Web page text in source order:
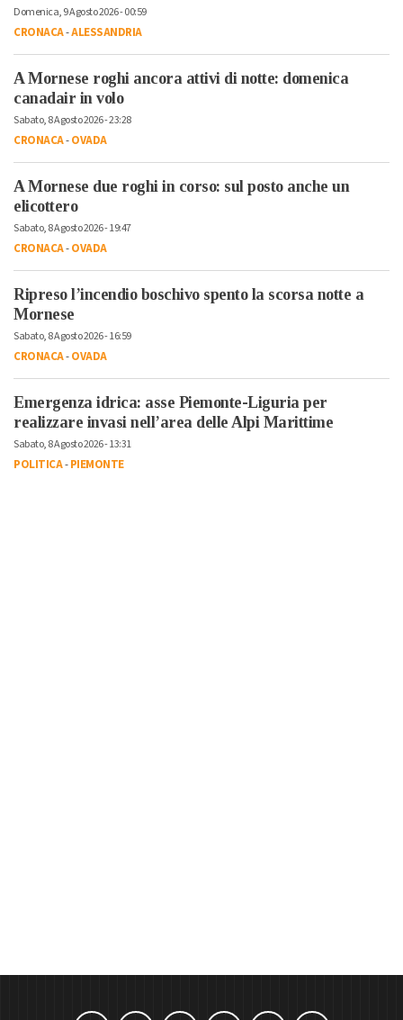
Domenica, 9 Agosto 2026 - 00:59
CRONACA-ALESSANDRIA
A Mornese roghi ancora attivi di notte: domenica
canadair in volo
Sabato, 8 Agosto 2026 - 23:28
CRONACA-OVADA
A Mornese due roghi in corso: sul posto anche un
elicottero
Sabato, 8 Agosto 2026 - 19:47
CRONACA-OVADA
Ripreso l’incendio boschivo spento la scorsa notte a
Mornese
Sabato, 8 Agosto 2026 - 16:59
CRONACA-OVADA
Emergenza idrica: asse Piemonte-Liguria per
realizzare invasi nell’area delle Alpi Marittime
Sabato, 8 Agosto 2026 - 13:31
POLITICA-PIEMONTE